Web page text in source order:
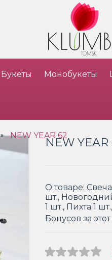
Букеты Монобукеты
» NEW YEAR 62
NEW YEAR
О товаре:
шт.,
1 шт., Пихта 1
Бонусов за этот